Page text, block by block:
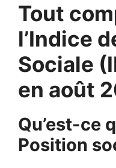
Tout
l’Indice
Sociale
en août
Qu’est-ce
Position